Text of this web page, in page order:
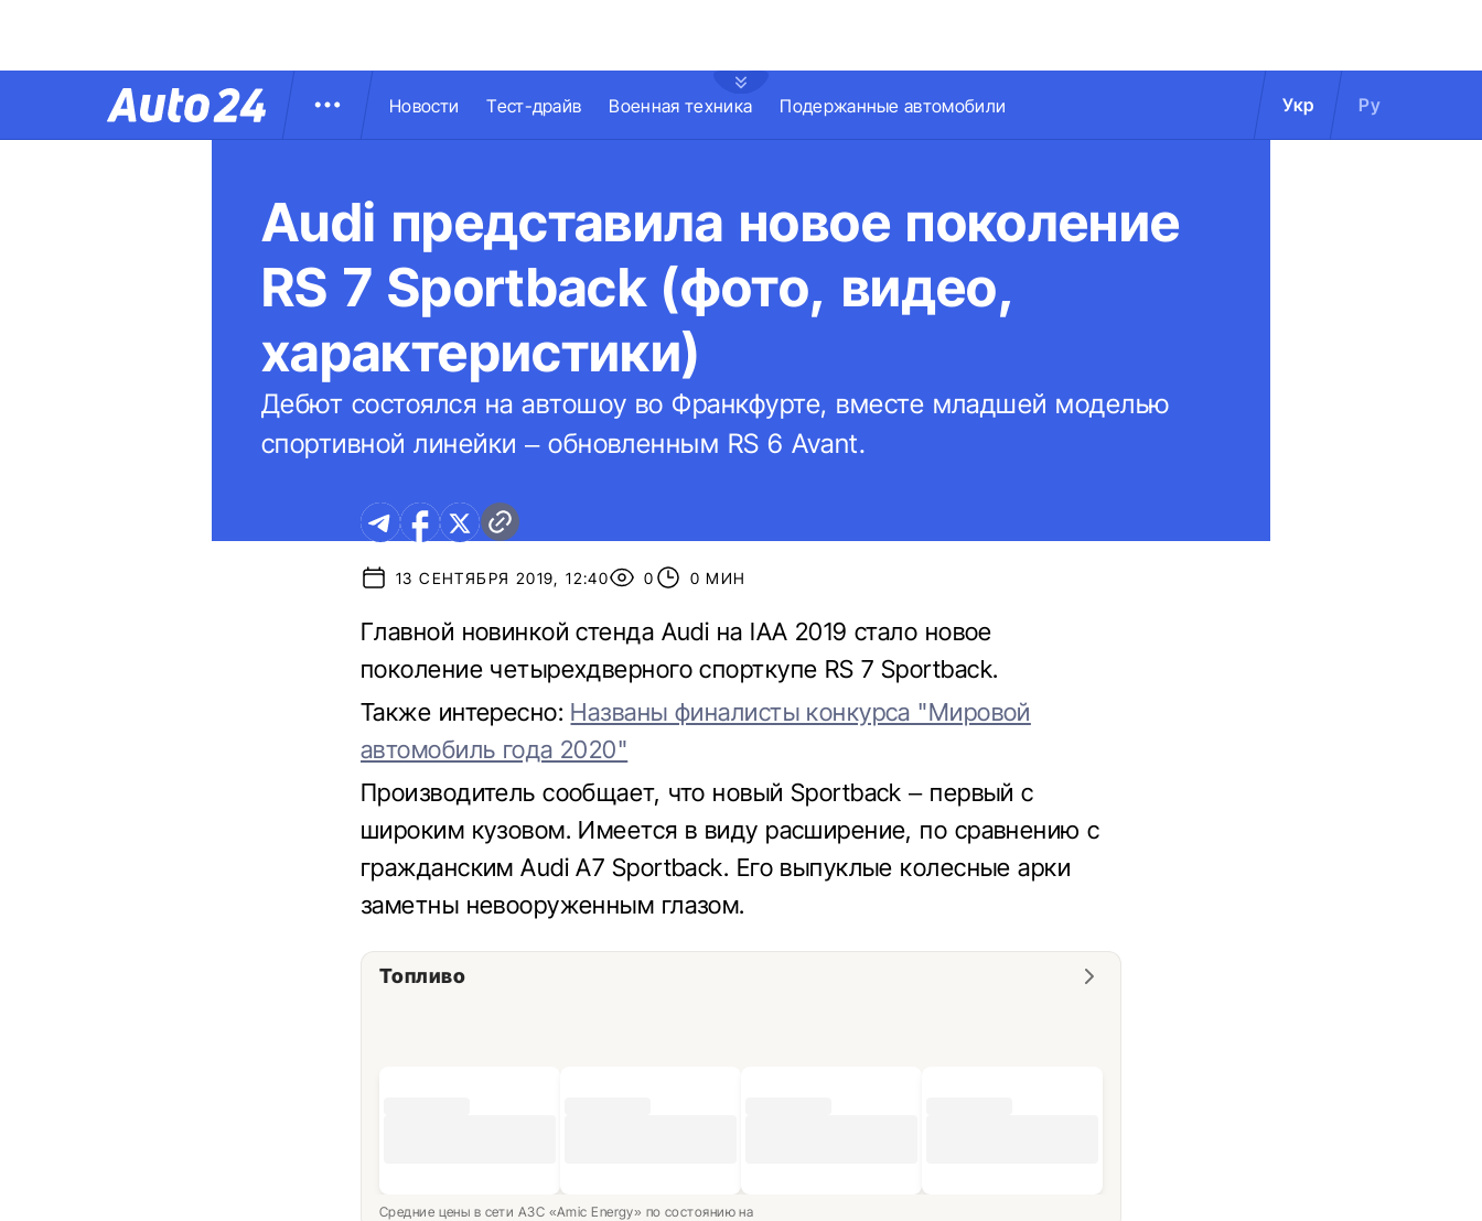
Новости Тест-драйв Военная техника Подержанные автомобили Укр Ру
Audi представила новое поколение
RS 7 Sportback (фото, видео,
характеристики)
Дебют состоялся на автошоу во Франкфурте, вместе младшей моделью
спортивной линейки – обновленным RS 6 Avant.
13 СЕНТЯБРЯ 2019, 12:40 0 0 МИН
Главной новинкой стенда Audi на IAA 2019 стало новое
поколение четырехдверного спорткупе RS 7 Sportback.
Также интересно: Названы финалисты конкурса "Мировой
автомобиль года 2020"
Производитель сообщает, что новый Sportback – первый с
широким кузовом. Имеется в виду расширение, по сравнению с
гражданским Audi А7 Sportback. Его выпуклые колесные арки
заметны невооруженным глазом.
Топливо
Средние цены в сети АЗС «Amic Energy» по состоянию на